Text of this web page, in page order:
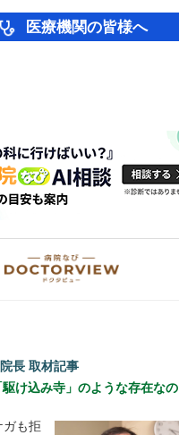
医療機関の皆様へ
院長 取材記事
け込み寺」のような存在なの
ガも拒